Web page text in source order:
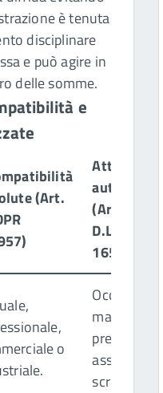
è tenuta
disciplinare
e può agire in
delle somme.
e
(Art.
Attività non
autorizzate
(Art. 53
D.Lgs.
165/2001)
o
Occasionale,
ma priva di
previo
assenso
scritto.